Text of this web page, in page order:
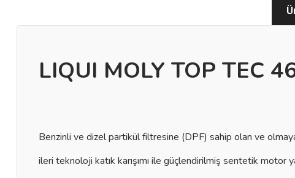
LIQUI MOLY TOP TEC
Benzinli ve dizel partikül filtresine (DPF) sahip olan ve
ileri teknoloji katık karışımı ile güçlendirilmiş sentetik motor